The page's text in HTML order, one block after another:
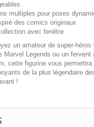
multiples pour poses
des comics originaux
avec fenêtre
un amateur de super-héros
Marvel Legends ou un fervent
cette figurine vous permettra
de la plus légendaire
!